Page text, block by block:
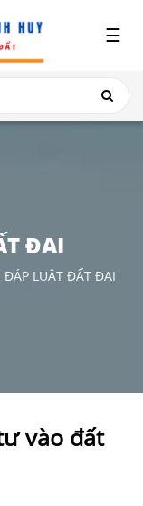
☰
ĐAI
ĐÁP LUẬT ĐẤT ĐAI
vào đất